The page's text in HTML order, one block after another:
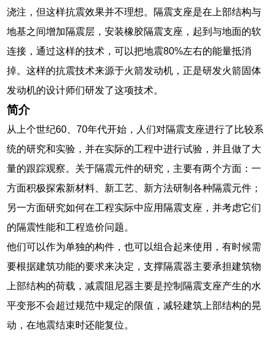
浇注，但这样抗震效果并不理想。隔震支座是在上部结构与
地基之间增加隔震层，安装橡胶隔震支座，起到与地面的软
连接，通过这样的技术，可以把地震80%左右的能量抵消
掉。这样的抗震技术来源于火箭发动机，正是研发火箭固体
发动机的设计师们研发了这项技术。
简介
从上个世纪60、70年代开始，人们对隔震支座进行了比较系
统的研究和实验，并在实际的工程中进行试验，并且做了大
量的跟踪观察。关于隔震元件的研究，主要有两个方面：一
方面积极探索新材料、新工艺、新方法研制各种隔震元件；
另一方面研究如何在工程实际中应用隔震支座，并考虑它们
的隔震性能和工程造价问题。
他们可以作为单独的构件，也可以组合起来使用，有时候需
要根据建筑功能的要求来决定，支撑隔震器主要承担建筑物
上部结构的荷载，减震阻尼器主要是控制隔震支座产生的水
平变形不会超过规范中规定的限值，减轻建筑上部结构的晃
动，在地震结束时还能复位。